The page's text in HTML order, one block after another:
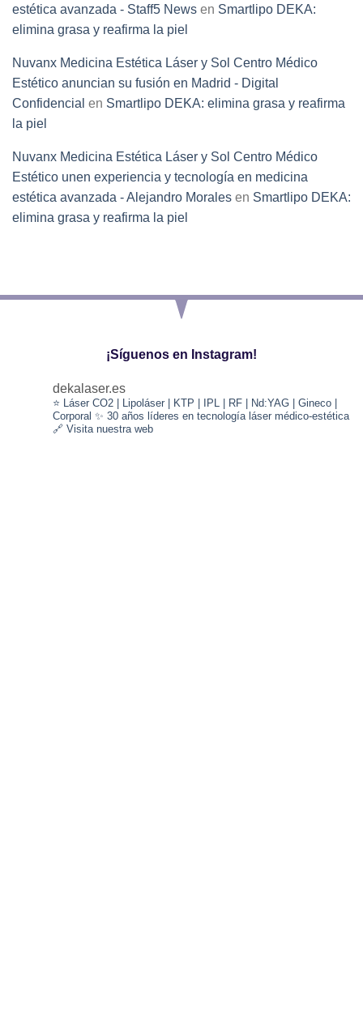
estética avanzada - Staff5 News en Smartlipo DEKA:
elimina grasa y reafirma la piel
Nuvanx Medicina Estética Láser y Sol Centro Médico
Estético anuncian su fusión en Madrid - Digital
Confidencial en Smartlipo DEKA: elimina grasa y reafirma
la piel
Nuvanx Medicina Estética Láser y Sol Centro Médico
Estético unen experiencia y tecnología en medicina
estética avanzada - Alejandro Morales en Smartlipo DEKA:
elimina grasa y reafirma la piel
¡Síguenos en Instagram!
dekalaser.es
⭐️ Láser CO2 | Lipoláser | KTP | IPL | RF | Nd:YAG | Gineco |
Corporal ✨ 30 años líderes en tecnología láser médico-estética
🔗 Visita nuestra web